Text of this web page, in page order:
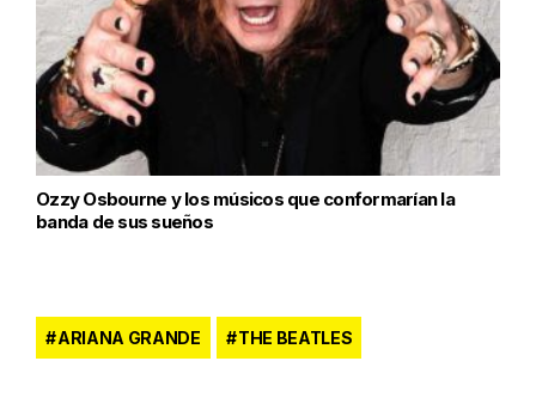
Ozzy Osbourne y los músicos que conformarían la
banda de sus sueños
ARIANA GRANDE THE BEATLES